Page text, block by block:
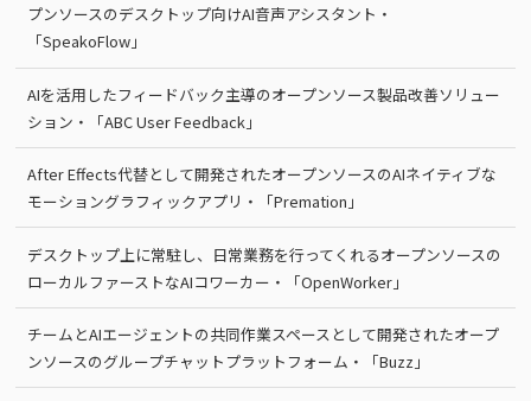
プンソースのデスクトップ向けAI音声アシスタント・
「SpeakoFlow」
AIを活用したフィードバック主導のオープンソース製品改善ソリュー
ション・「ABC User Feedback」
After Effects代替として開発されたオープンソースのAIネイティブな
モーショングラフィックアプリ・「Premation」
デスクトップ上に常駐し、日常業務を行ってくれるオープンソースの
ローカルファーストなAIコワーカー・「OpenWorker」
チームとAIエージェントの共同作業スペースとして開発されたオープ
ンソースのグループチャットプラットフォーム・「Buzz」